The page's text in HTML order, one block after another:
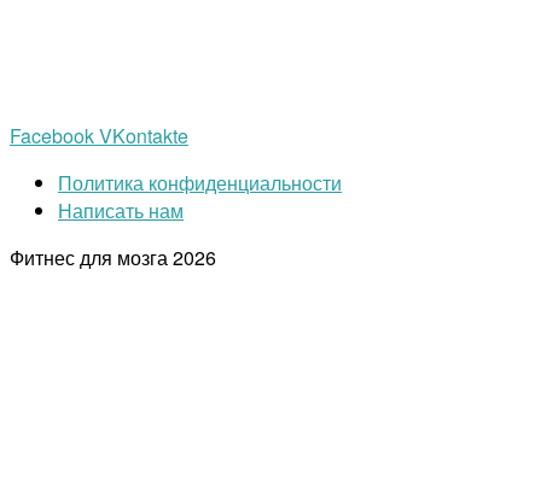
FacebookVKontakte
Политика конфиденциальности
Написать нам
Фитнес для мозга2026